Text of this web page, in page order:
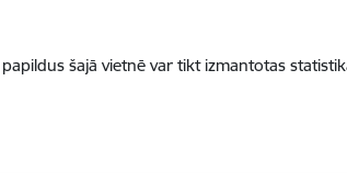
šajā vietnē var tikt izmantotas